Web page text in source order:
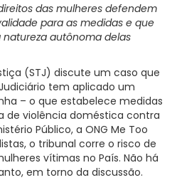
das mulheres defendem
para as medidas e que
autônoma delas
(STJ) discute um caso que
tem aplicado um
– o que estabelece medidas
de violência doméstica contra
Público, a ONG Me Too
o tribunal corre o risco de
vítimas no País. Não há
em torno da discussão.